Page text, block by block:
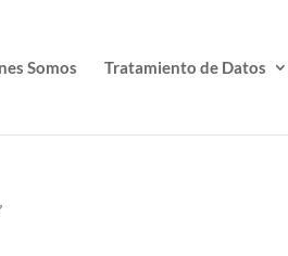
Somos Tratamiento de Datos